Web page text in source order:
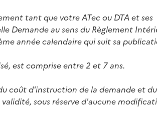
tant que votre ATec ou DTA et ses
Demande au sens du Règlement
année calendaire qui suit sa
est comprise entre 2 et 7 ans.
coût d'instruction de la demande et
sous réserve d'aucune